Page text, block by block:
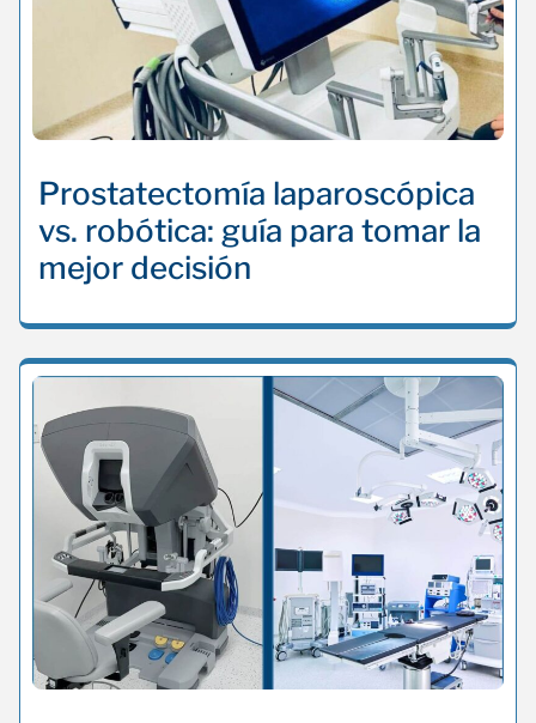
Prostatectomía laparoscópica
vs. robótica: guía para tomar la
mejor decisión